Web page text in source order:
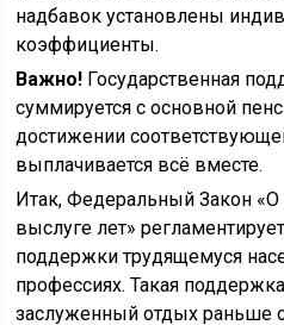
надбавок установлены
коэффициенты.
Важно! Государственная
суммируется с основной
достижении
выплачивается всё вместе.
Итак, Федеральный Закон
выслуге лет»
поддержки трудящемуся
профессиях. Такая
заслуженный отдых раньше